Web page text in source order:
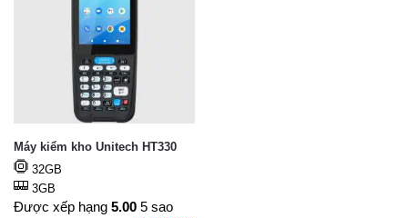
Máy kiểm kho Unitech HT330
32GB
3GB
Được xếp hạng 5.00 5 sao